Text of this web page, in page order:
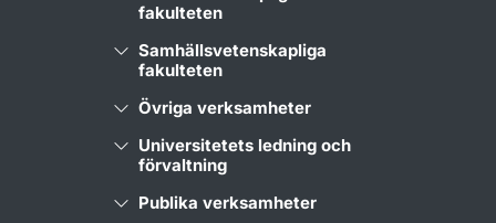
fakulteten
Samhällsvetenskapliga
fakulteten
Övriga verksamheter
Universitetets ledning och
förvaltning
Publika verksamheter